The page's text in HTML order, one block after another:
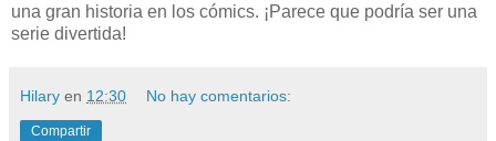
una gran historia en los cómics. ¡Parece que podría ser una
serie divertida!
Hilary en 12:30 No hay comentarios:
Compartir